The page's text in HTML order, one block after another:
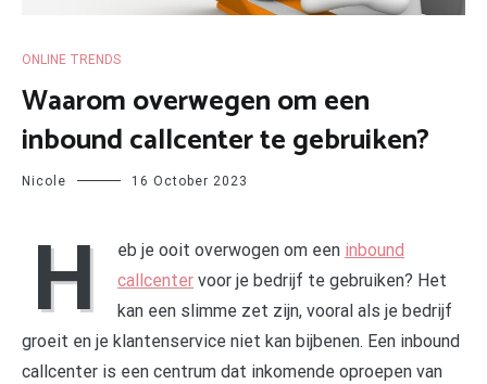
ONLINE TRENDS
Waarom overwegen om een
inbound callcenter te gebruiken?
Nicole 16 October 2023
H eb je ooit overwogen om een inbound
callcenter voor je bedrijf te gebruiken? Het
kan een slimme zet zijn, vooral als je bedrijf
groeit en je klantenservice niet kan bijbenen. Een inbound
callcenter is een centrum dat inkomende oproepen van